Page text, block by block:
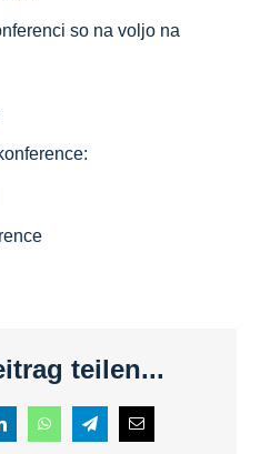
so na voljo na
teilen...
WhatsAppTelegram
E-
pošta